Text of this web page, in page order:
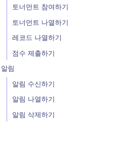
토너먼트 참여하기
토너먼트 나열하기
레코드 나열하기
점수 제출하기
알림
알림 수신하기
알림 나열하기
알림 삭제하기